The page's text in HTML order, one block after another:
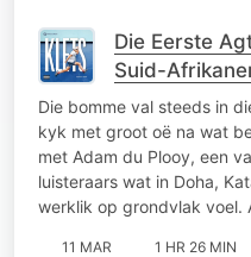
Die Eerste
Suid-
Die bomme val steeds in
kyk met groot oë na wat
met Adam du Plooy, een
luisteraars wat in Doha,
werklik op grondvlak voel.
11 MAR 1 HR 26 MIN